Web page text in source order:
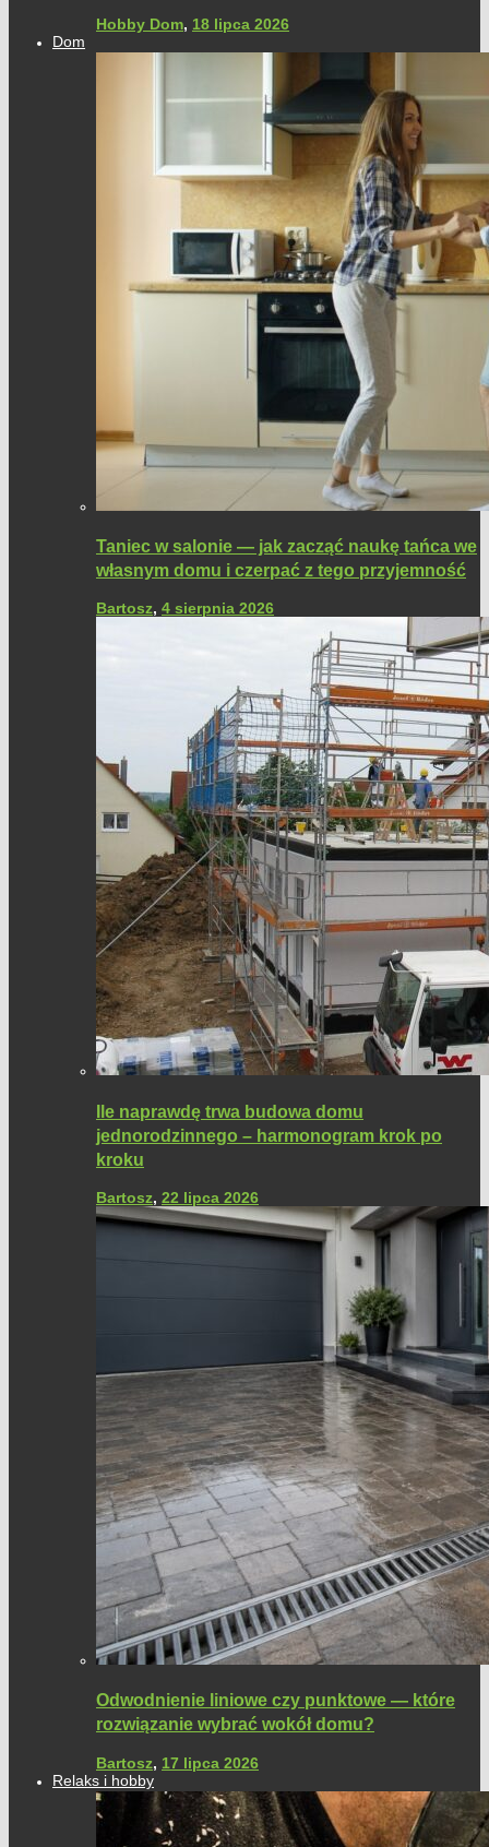
Hobby Dom, 18 lipca 2026
Dom
Taniec w salonie — jak zacząć naukę tańca we
własnym domu i czerpać z tego przyjemność
Bartosz, 4 sierpnia 2026
Ile naprawdę trwa budowa domu
jednorodzinnego – harmonogram krok po
kroku
Bartosz, 22 lipca 2026
Odwodnienie liniowe czy punktowe — które
rozwiązanie wybrać wokół domu?
Bartosz, 17 lipca 2026
Relaks i hobby